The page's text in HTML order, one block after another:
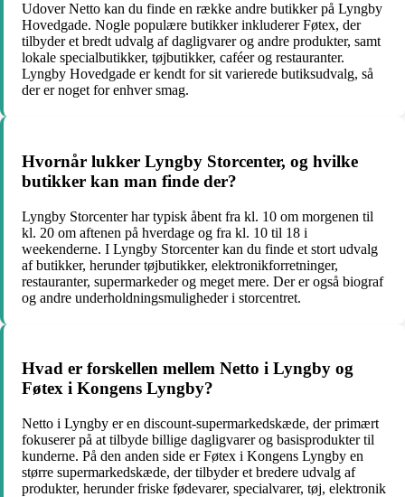
Udover Netto kan du finde en række andre butikker på Lyngby
Hovedgade. Nogle populære butikker inkluderer Føtex, der
tilbyder et bredt udvalg af dagligvarer og andre produkter, samt
lokale specialbutikker, tøjbutikker, caféer og restauranter.
Lyngby Hovedgade er kendt for sit varierede butiksudvalg, så
der er noget for enhver smag.
Hvornår lukker Lyngby Storcenter, og hvilke
butikker kan man finde der?
Lyngby Storcenter har typisk åbent fra kl. 10 om morgenen til
kl. 20 om aftenen på hverdage og fra kl. 10 til 18 i
weekenderne. I Lyngby Storcenter kan du finde et stort udvalg
af butikker, herunder tøjbutikker, elektronikforretninger,
restauranter, supermarkeder og meget mere. Der er også biograf
og andre underholdningsmuligheder i storcentret.
Hvad er forskellen mellem Netto i Lyngby og
Føtex i Kongens Lyngby?
Netto i Lyngby er en discount-supermarkedskæde, der primært
fokuserer på at tilbyde billige dagligvarer og basisprodukter til
kunderne. På den anden side er Føtex i Kongens Lyngby en
større supermarkedskæde, der tilbyder et bredere udvalg af
produkter, herunder friske fødevarer, specialvarer, tøj, elektronik